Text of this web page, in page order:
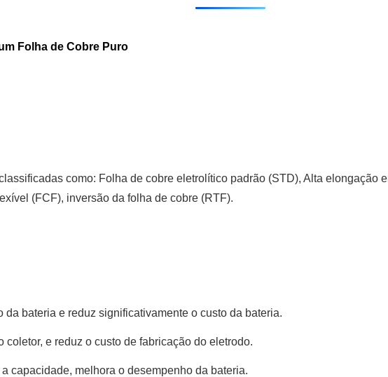
Folha de Cobre Puro
como: Folha de cobre eletrolítico padrão (STD), Alta elongação
(FCF), inversão da folha de cobre (RTF).
bateria e reduz significativamente o custo da bateria.
coletor, e reduz o custo de fabricação do eletrodo.
capacidade, melhora o desempenho da bateria.